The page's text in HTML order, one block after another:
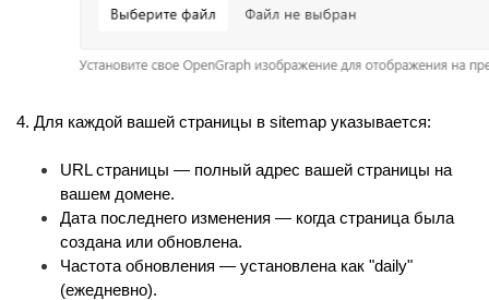
4. Для каждой вашей страницы в sitemap указывается:
URL страницы — полный адрес вашей страницы на
вашем домене.
Дата последнего изменения — когда страница была
создана или обновлена.
Частота обновления — установлена как "daily"
(ежедневно).